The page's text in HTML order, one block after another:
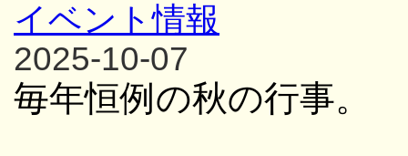
イベント情報
2025-10-07
毎年恒例の秋の行事。